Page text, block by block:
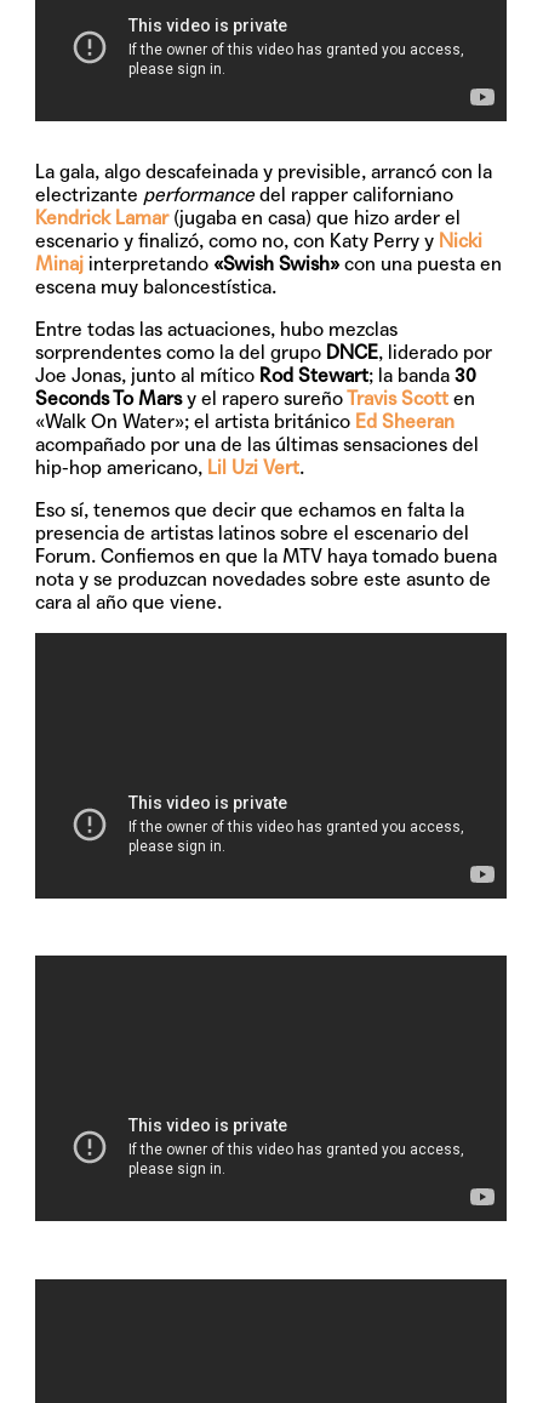
La gala, algo descafeinada y previsible, arrancó con la
electrizante performance del rapper californiano
Kendrick Lamar(jugaba en casa) que hizo arder el
escenario y finalizó, como no, con Katy Perry y Nicki
Minaj interpretando «Swish Swish» con una puesta en
escena muy baloncestística.
Entre todas las actuaciones, hubo mezclas
sorprendentes como la del grupo DNCE, liderado por
Joe Jonas, junto al mítico Rod Stewart; la banda30
Seconds To Marsy el rapero sureñoTravis Scott en
«Walk On Water»; el artista británico Ed Sheeran
acompañado por una de las últimas sensaciones del
hip-hop americano, Lil Uzi Vert.
Eso sí, tenemos que decir que echamos en falta la
presencia de artistas latinos sobre el escenario del
Forum. Confiemos en que la MTV haya tomado buena
nota y se produzcan novedades sobre este asunto de
cara al año que viene.